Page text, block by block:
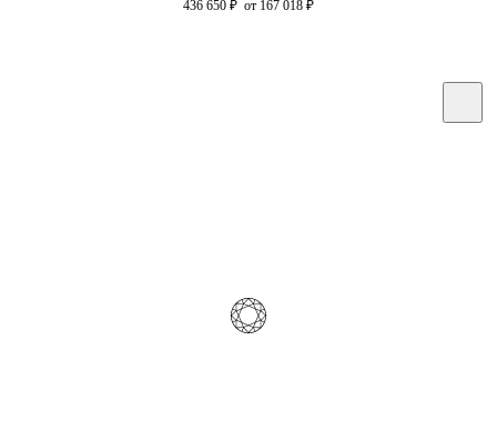
436 650 ₽ от 167 018 ₽